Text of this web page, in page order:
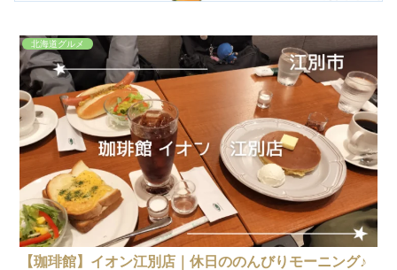
北海道グルメ
【珈琲館】イオン江別店｜休日ののんびりモーニング♪